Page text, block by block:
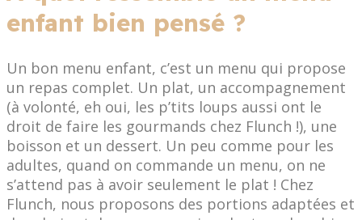
enfant bien pensé ?
Un bon menu enfant, c’est un menu qui propose
un repas complet. Un plat, un accompagnement
(à volonté, eh oui, les p’tits loups aussi ont le
droit de faire les gourmands chez Flunch !), une
boisson et un dessert. Un peu comme pour les
adultes, quand on commande un menu, on ne
s’attend pas à avoir seulement le plat ! Chez
Flunch, nous proposons des portions adaptées et